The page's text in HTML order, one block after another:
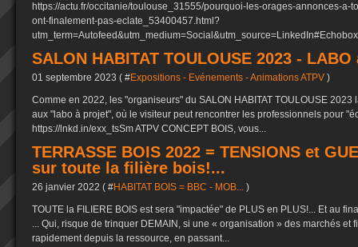
https://actu.fr/occitanie/toulouse_31555/pourquoi-les-orages-annonces-a-
ont-finalement-pas-eclate_53400457.html?
SALON HABITAT TOULOUSE 2023 - LABO
01 septembre 2023 ( #Expositions - Evénements - Animations ATPV )
Comme en 2022, les "organiseurs" du SALON HABITAT TOULOUSE
aux "labo à projet", où le visiteur peut rencontrer les professionnels pour
https://lnkd.in/exx_tsSm ATPV CONCEPT BOIS, vous...
TERRASSE BOIS 2022 = TENSIONS et
sur toute la filière bois!...
26 janvier 2022 ( #HABITAT BOIS = BBC - MOB... )
TOUTE la FILIERE BOIS est sera "impactée" de PLUS en PLUS!... Et au
... Qui, risque de trinquer DEMAIN, si une « organisation » des marchés et
rapidement depuis la ressource, en passant...